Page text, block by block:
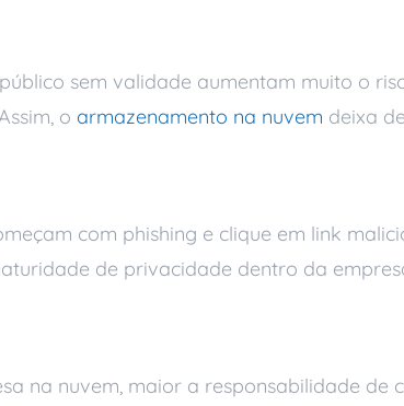
sem validade aumentam muito o
o armazenamento na nuvem deixa
com phishing e clique em link
de privacidade dentro da
na nuvem, maior a responsabilidade